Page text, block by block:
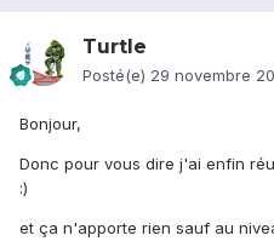
Turtle
Posté(e) 29 novembre
Bonjour,
Donc pour vous dire j'ai enfin
:)
et ça n'apporte rien sauf au